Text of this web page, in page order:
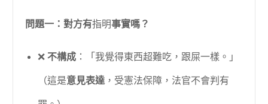
問題一：對方有指明事實嗎？
❌ 不構成 ：「我覺得東西超難吃，跟屎一樣。」
（這是意見表達，受憲法保障，法官不會判有